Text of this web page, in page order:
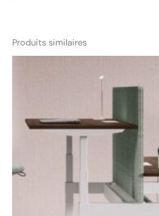
Produits similaires